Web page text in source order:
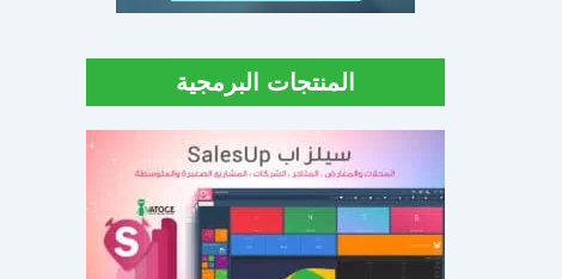
المنتجات البرمجية